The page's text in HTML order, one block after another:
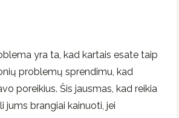
yra ta, kad kartais esate taip
problemų sprendimu, kad
poreikius. Šis jausmas, kad reikia
jums brangiai kainuoti, jei